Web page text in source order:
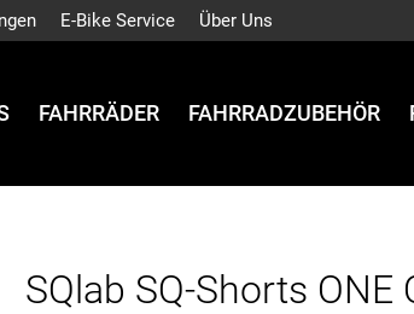
E-Bike Service Über Uns
FAHRRÄDER FAHRRADZUBEHÖR
SQlab SQ-Shorts